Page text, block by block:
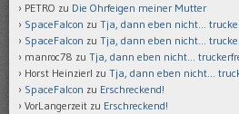
PETRO zu Die Ohrfeigen meiner Mutter
SpaceFalcon zu Tja, dann eben nicht…
SpaceFalcon zu Tja, dann eben nicht…
manroc78 zu Tja, dann eben nicht…
Horst Heinzierl zu Tja, dann eben nicht…
SpaceFalcon zu Erschreckend!
VorLangerzeit zu Erschreckend!